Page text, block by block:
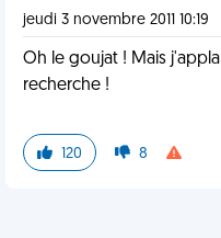
jeudi 3 novembre 2011 10:19
Oh le goujat ! Mais
recherche !
120 8